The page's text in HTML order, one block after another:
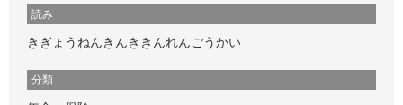
読み
きぎょうねんきんききんれんごうかい
分類